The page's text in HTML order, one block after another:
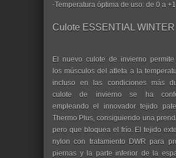
-Temperatura óptima de uso: de 0 a
Culote ESSENTIAL WINTER
El nuevo culote de invierno permite
los músculos del atleta a la
incluso en las condiciones más
culote de invierno se ha
empleando el innovador tejido
Thermo Plus, consiguiendo una
pero que bloquea el frío. El tejido
nylon con tratamiento DWR para
piernas y la parte inferior de la